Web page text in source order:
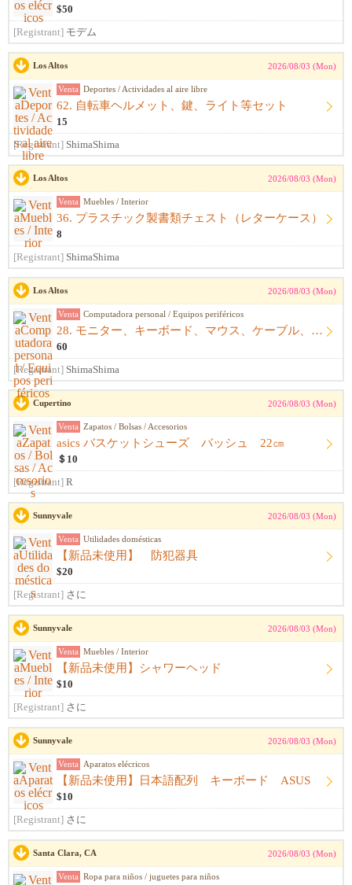
$50
[Registrant] モデム
Los Altos 2026/08/03 (Mon)
Venta Deportes / Actividades al aire libre
62. 自転車ヘルメット、鍵、ライト等セット
15
[Registrant] ShimaShima
Los Altos 2026/08/03 (Mon)
Venta Muebles / Interior
36. プラスチック製書類チェスト（レターケース）
8
[Registrant] ShimaShima
Los Altos 2026/08/03 (Mon)
Venta Computadora personal / Equipos periféricos
28. モニター、キーボード、マウス、ケーブル、アームレスト一式
60
[Registrant] ShimaShima
Cupertino 2026/08/03 (Mon)
Venta Zapatos / Bolsas / Accesorios
asics バスケットシューズ バッシュ 22㎝
＄10
[Registrant] R
Sunnyvale 2026/08/03 (Mon)
Venta Utilidades domésticas
【新品未使用】 防犯器具
$20
[Registrant] さに
Sunnyvale 2026/08/03 (Mon)
Venta Muebles / Interior
【新品未使用】シャワーヘッド
$10
[Registrant] さに
Sunnyvale 2026/08/03 (Mon)
Venta Aparatos elécricos
【新品未使用】日本語配列 キーボード ASUS
$10
[Registrant] さに
Santa Clara, CA 2026/08/03 (Mon)
Venta Ropa para niños / juguetes para niños